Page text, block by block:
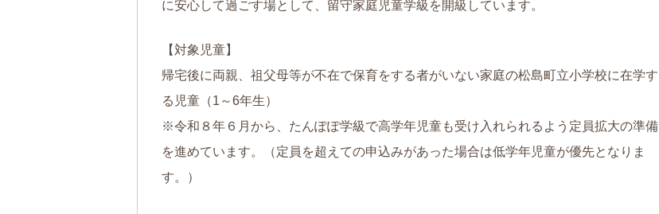
に安心して過ごす場として、留守家庭児童学級を開級しています。
【対象児童】
帰宅後に両親、祖父母等が不在で保育をする者がいない家庭の松島町立小学校に在学す
る児童（1～6年生）
※令和８年６月から、たんぽぽ学級で高学年児童も受け入れられるよう定員拡大の準備
を進めています。（定員を超えての申込みがあった場合は低学年児童が優先となりま
す。）